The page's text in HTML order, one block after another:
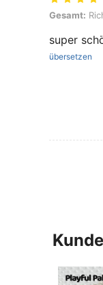
Gesamt:
Gesamt:
super
übersetzen